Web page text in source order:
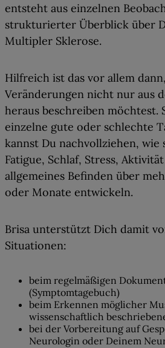
entsteht aus einzelnen
strukturierter Überblick über
Multipler Sklerose.
Hilfreich ist das vor allem
Veränderungen nicht nur aus
heraus beschreiben möchtest.
einzelne gute oder schlechte
kannst Du nachvollziehen, wie
Fatigue, Schlaf, Stress,
allgemeines Befinden über
oder Monate entwickeln.
Brisa unterstützt Dich damit
Situationen:
beim regelmäßigen
(Symptomtagebuch)
beim Erkennen möglicher
wissenschaftlich
bei der Vorbereitung auf
Neurologin oder Deinem